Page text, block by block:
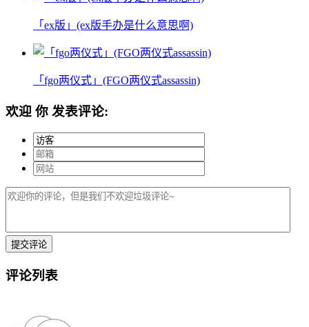
「ex版」(ex版手办是什么意思啊)
「fgo两仪式」(FGO两仪式assassin)
欢迎 你 发表评论:
评论列表